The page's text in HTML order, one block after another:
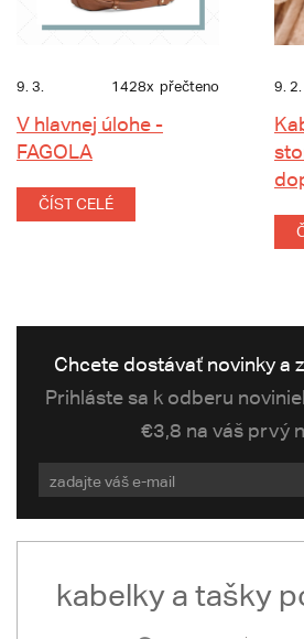
9. 3. 1428x přečteno
V hlavnej úlohe -
FAGOLA
ČÍST CELÉ
9. 2.
Chcete dostávať novinky a
Prihláste sa k odberu
€3,8 na váš prvý
kabelky a tašky